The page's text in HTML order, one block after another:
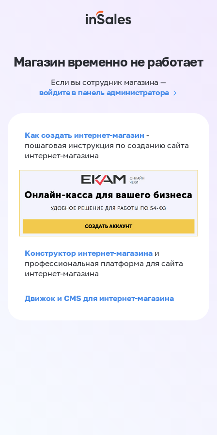
Магазин временно не работает
Если вы сотрудник магазина —
войдите в панель администратора
Как создать интернет-магазин -
пошаговая инструкция по созданию сайта
интернет-магазина
Конструктор интернет-магазина и
профессиональная платформа для сайта
интернет-магазина
Движок и CMS для интернет-магазина